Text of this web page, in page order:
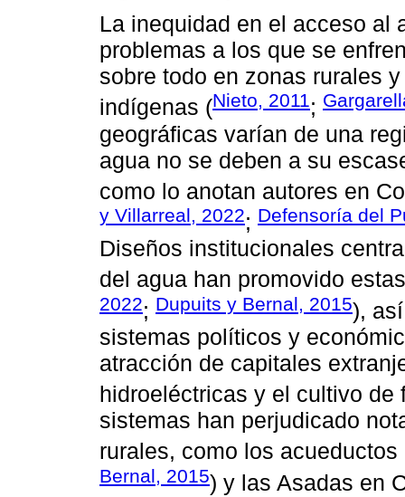
La inequidad en el acceso al
problemas a los que se
sobre todo en zonas rurales
indígenas (Nieto, 2011;
geográficas varían de una
agua no se deben a su
como lo anotan autores en
y Villarreal, 2022; Defensoría del
Diseños institucionales
del agua han promovido
2022; Dupuits y Bernal, 2015),
sistemas políticos y
atracción de capitales
hidroeléctricas y el cultivo de
sistemas han perjudicado
rurales, como los
Bernal, 2015) y las Asadas en